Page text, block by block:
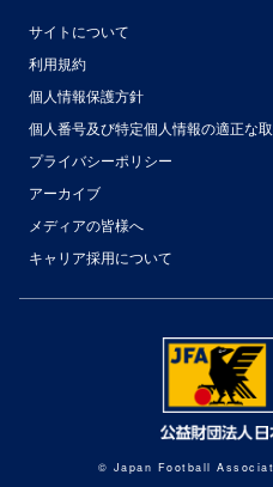
サイトについて
利用規約
個人情報保護方針
個人番号及び特定個人情報の適正な
プライバシーポリシー
アーカイブ
メディアの皆様へ
キャリア採用について
© Japan Football